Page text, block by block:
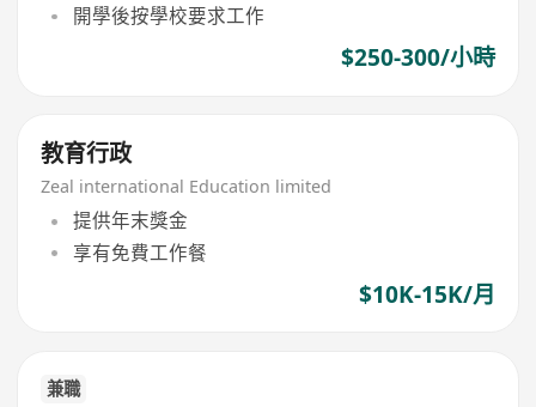
開學後按學校要求工作
$250-300/小時
教育行政
Zeal international Education limited
提供年末獎金
享有免費工作餐
$10K-15K/月
兼職